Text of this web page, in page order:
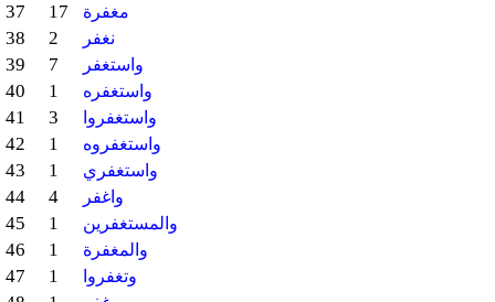
37 17 مغفرة
38 2 نغفر
39 7 واستغفر
40 1 واستغفره
41 3 واستغفروا
42 1 واستغفروه
43 1 واستغفري
44 4 واغفر
45 1 والمستغفرين
46 1 والمغفرة
47 1 وتغفروا